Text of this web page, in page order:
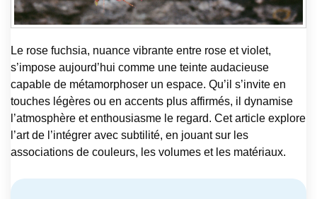
Le rose fuchsia, nuance vibrante entre rose et violet,
s’impose aujourd’hui comme une teinte audacieuse
capable de métamorphoser un espace. Qu’il s’invite en
touches légères ou en accents plus affirmés, il dynamise
l’atmosphère et enthousiasme le regard. Cet article explore
l’art de l’intégrer avec subtilité, en jouant sur les
associations de couleurs, les volumes et les matériaux.